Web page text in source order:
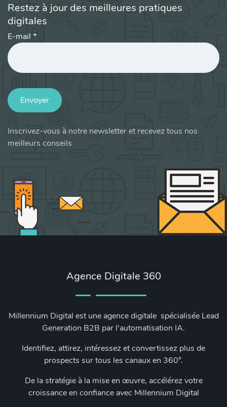
Restez à jour des meilleures pratiques
digitales
E-mail *
Envoyer
Inscrivez-vous à notre newsletter et recevez tous nos
meilleurs conseils
Agence Digitale 360
Millennium Digital est une agence digitale spécialisée Lead
Generation B2B par l'automatisation IA.
Identifiez, attirez, intéressez et convertissez plus de
prospects sur tous les canaux en 360°.
De la stratégie à la mise en œuvre, accélérez votre
croissance en confiance avec Millennium Digital